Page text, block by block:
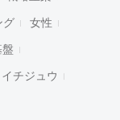
グ 女性
イチジュウ